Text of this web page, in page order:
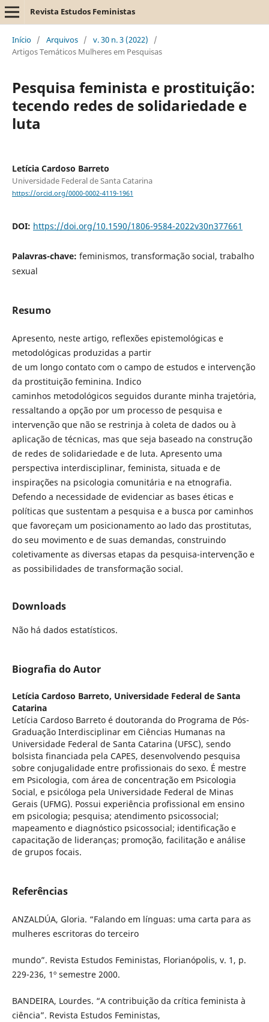
Revista Estudos Feministas
Início / Arquivos / v. 30 n. 3 (2022)
/
Artigos Temáticos Mulheres em Pesquisas
Pesquisa feminista e prostituição:
tecendo redes de solidariedade e
luta
Letícia Cardoso Barreto
Universidade Federal de Santa Catarina
https://orcid.org/0000-0002-4119-1961
DOI: https://doi.org/10.1590/1806-9584-2022v30n377661
Palavras-chave: feminismos, transformação social, trabalho
sexual
Resumo
Apresento, neste artigo, reflexões epistemológicas e
metodológicas produzidas a partir
de um longo contato com o campo de estudos e intervenção
da prostituição feminina. Indico
caminhos metodológicos seguidos durante minha trajetória,
ressaltando a opção por um processo de pesquisa e
intervenção que não se restrinja à coleta de dados ou à
aplicação de técnicas, mas que seja baseado na construção
de redes de solidariedade e de luta. Apresento uma
perspectiva interdisciplinar, feminista, situada e de
inspirações na psicologia comunitária e na etnografia.
Defendo a necessidade de evidenciar as bases éticas e
políticas que sustentam a pesquisa e a busca por caminhos
que favoreçam um posicionamento ao lado das prostitutas,
do seu movimento e de suas demandas, construindo
coletivamente as diversas etapas da pesquisa-intervenção e
as possibilidades de transformação social.
Downloads
Não há dados estatísticos.
Biografia do Autor
Letícia Cardoso Barreto, Universidade Federal de Santa
Catarina
Letícia Cardoso Barreto é doutoranda do Programa de Pós-
Graduação Interdisciplinar em Ciências Humanas na
Universidade Federal de Santa Catarina (UFSC), sendo
bolsista financiada pela CAPES, desenvolvendo pesquisa
sobre conjugalidade entre profissionais do sexo. É mestre
em Psicologia, com área de concentração em Psicologia
Social, e psicóloga pela Universidade Federal de Minas
Gerais (UFMG). Possui experiência profissional em ensino
em psicologia; pesquisa; atendimento psicossocial;
mapeamento e diagnóstico psicossocial; identificação e
capacitação de lideranças; promoção, facilitação e análise
de grupos focais.
Referências
ANZALDÚA, Gloria. “Falando em línguas: uma carta para as
mulheres escritoras do terceiro
mundo”. Revista Estudos Feministas, Florianópolis, v. 1, p.
229-236, 1º semestre 2000.
BANDEIRA, Lourdes. “A contribuição da crítica feminista à
ciência”. Revista Estudos Feministas,